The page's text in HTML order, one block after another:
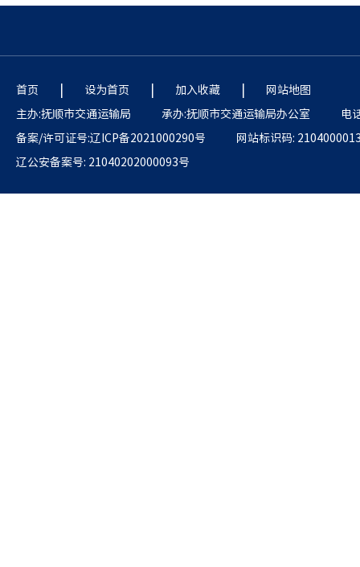
首页 | 设为首页 | 加入收藏 |
网站地图
主办:抚顺市交通运输局
承办:抚顺市交通运输局办公室
电
备案/许可证号:辽ICP备2021000290号
网站标识码:
辽公安备案号: 21040202000093号